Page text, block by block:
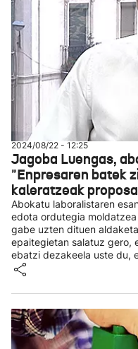
2024/08/22 - 12:25
Jagoba Luengas,
"Enpresaren batek
kaleratzeak
Abokatu laboralistaren
edota ordutegia
gabe uzten dituen
epaitegietan salatuz gero,
ebatzi dezakeela uste du,